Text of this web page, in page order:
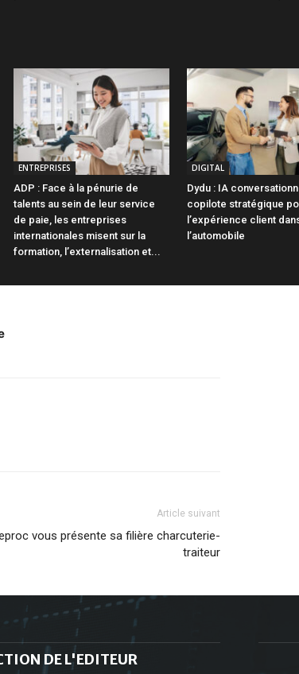
ENTREPRISES
ADP : Face à la pénurie de
talents au sein de leur service
de paie, les entreprises
internationales misent sur la
formation, l’externalisation et...
DIGITAL
Dydu : IA
copilote stratégique
l’expérience client
l’automobile
Article suivant
vous présente sa filière charcuterie-
traiteur
DE L'EDITEUR